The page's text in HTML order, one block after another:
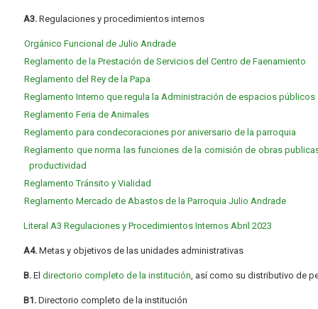
A3. Regulaciones y procedimientos internos
Orgánico Funcional de Julio Andrade
Reglamento de la Prestación de Servicios del Centro de Faenamiento
Reglamento del Rey de la Papa
Reglamento Interno que regula la Administración de espacios públicos
Reglamento Feria de Animales
Reglamento para condecoraciones por aniversario de la parroquia
Reglamento que norma las funciones de la comisión de obras
productividad
Reglamento Tránsito y Vialidad
Reglamento Mercado de Abastos de la Parroquia Julio Andrade
Literal A3 Regulaciones y Procedimientos Internos Abril 2023
A4. Metas y objetivos de las unidades administrativas
B. El directorio completo de la institución, así como su distributivo de
B1. Directorio completo de la institución